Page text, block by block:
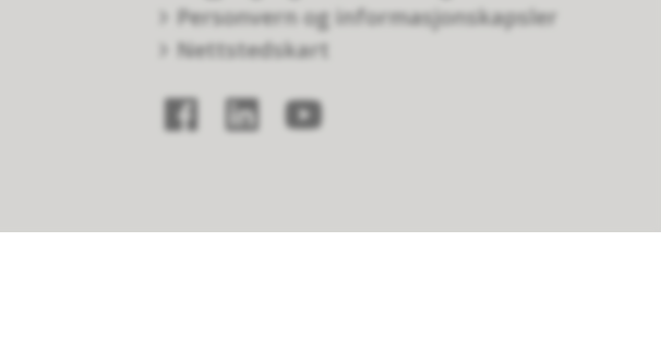
Personvern og informasjonskapsler
Nettstedskart